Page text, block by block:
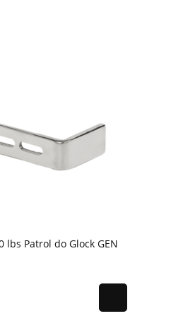
lbs Patrol do Glock GEN